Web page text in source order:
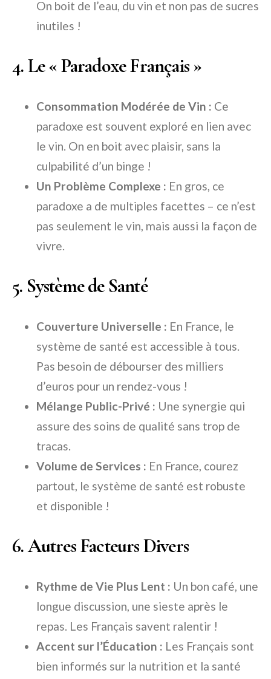
On boit de l’eau, du vin et non pas de sucres
inutiles !
4. Le « Paradoxe Français »
Consommation Modérée de Vin : Ce
paradoxe est souvent exploré en lien avec
le vin. On en boit avec plaisir, sans la
culpabilité d’un binge !
Un Problème Complexe : En gros, ce
paradoxe a de multiples facettes – ce n’est
pas seulement le vin, mais aussi la façon de
vivre.
5. Système de Santé
Couverture Universelle : En France, le
système de santé est accessible à tous.
Pas besoin de débourser des milliers
d’euros pour un rendez-vous !
Mélange Public-Privé : Une synergie qui
assure des soins de qualité sans trop de
tracas.
Volume de Services : En France, courez
partout, le système de santé est robuste
et disponible !
6. Autres Facteurs Divers
Rythme de Vie Plus Lent : Un bon café, une
longue discussion, une sieste après le
repas. Les Français savent ralentir !
Accent sur l’Éducation : Les Français sont
bien informés sur la nutrition et la santé